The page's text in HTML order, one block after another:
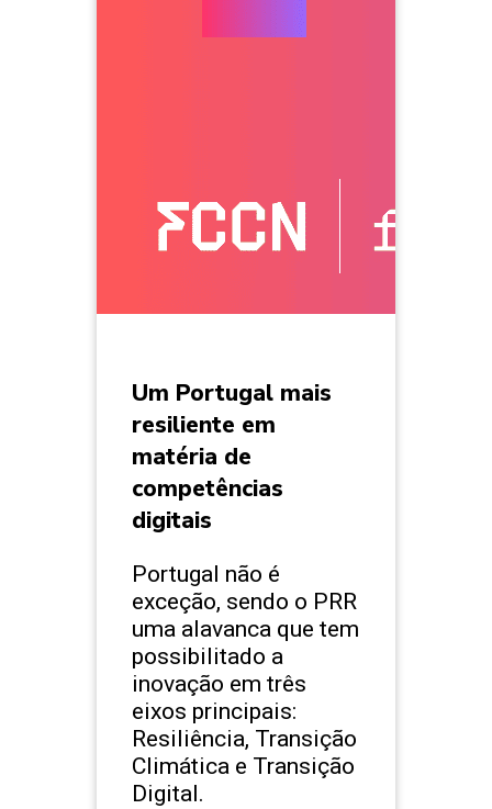
Um Portugal mais
resiliente em
matéria de
competências
digitais
Portugal não é
exceção, sendo o PRR
uma alavanca que tem
possibilitado a
inovação em três
eixos principais:
Resiliência, Transição
Climática e Transição
Digital.